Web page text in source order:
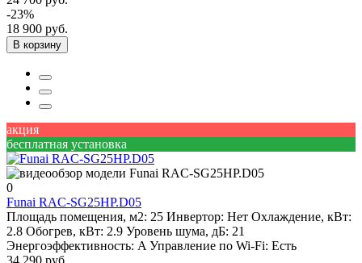
-23%
18 900 руб.
В корзину
акция
бесплатная установка
0
Funai RAC-SG25HP.D05
Площадь помещения, м2: 25 Инвертор: Нет Охлаждение, кВт:
2.8 Обогрев, кВт: 2.9 Уровень шума, дБ: 21
Энергоэффективность: A Управление по Wi-Fi: Есть
34 290 руб.